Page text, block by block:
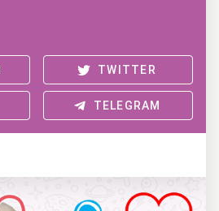
TWITTER
TELEGRAM